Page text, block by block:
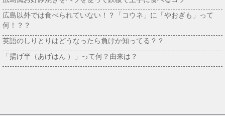
広島以外では食べられていない！？「コウネ」に「やおぎも」って
何！？？
英語のしりとりはどうなったら負けか知ってる？？
「揚げ半（あげはん ）」って何？由来は？